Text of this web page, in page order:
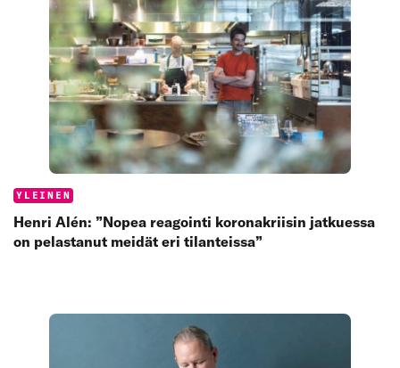
Categories:
YLEINEN
Henri Alén: ”Nopea reagointi koronakriisin jatkuessa
on pelastanut meidät eri tilanteissa”